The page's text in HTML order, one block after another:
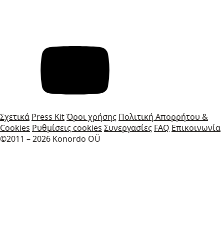
Σχετικά Press KitΌροι χρήσης Πολιτική Απορρήτου &
Cookies Ρυθμίσεις cookies Συνεργασίες FAQ Επικοινωνία
©2011 – 2026 Konordo OÜ